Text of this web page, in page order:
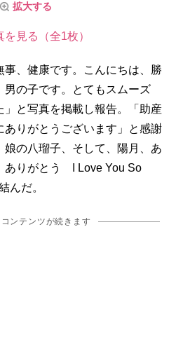
拡大する
を見る（全1枚）
、健康です。こんにちは、勝
男の子です。とてもスムーズ
」と写真を掲載し報告。「助産
ありがとうございます」と感謝
娘の八瑠子、そして、陽月、あ
ありがとう I Love You So
んだ。
ンテンツが続きます